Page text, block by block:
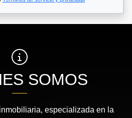
SOMOS
especializada en la